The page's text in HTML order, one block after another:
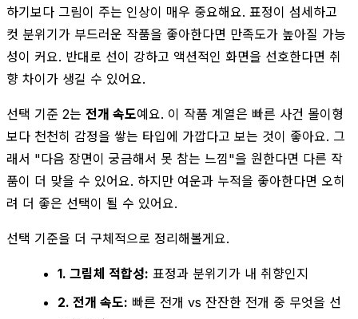
하기보다 그림이 주는 인상이 매우 중요해요. 표정이 섬세하고
컷 분위기가 부드러운 작품을 좋아한다면 만족도가 높아질 가능
성이 커요. 반대로 선이 강하고 액션적인 화면을 선호한다면 취
향 차이가 생길 수 있어요.
선택 기준 2는 전개 속도예요. 이 작품 계열은 빠른 사건 몰이형
보다 천천히 감정을 쌓는 타입에 가깝다고 보는 것이 좋아요. 그
래서 "다음 장면이 궁금해서 못 참는 느낌"을 원한다면 다른 작
품이 더 맞을 수 있어요. 하지만 여운과 누적을 좋아한다면 오히
려 더 좋은 선택이 될 수 있어요.
선택 기준을 더 구체적으로 정리해볼게요.
1. 그림체 적합성: 표정과 분위기가 내 취향인지
2. 전개 속도: 빠른 전개 vs 잔잔한 전개 중 무엇을 선